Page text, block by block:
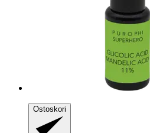
Ostoskori